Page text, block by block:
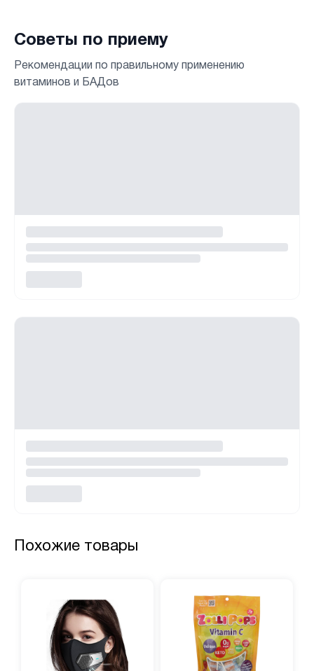
Советы по приему
Рекомендации по правильному применению
витаминов и БАДов
Похожие товары